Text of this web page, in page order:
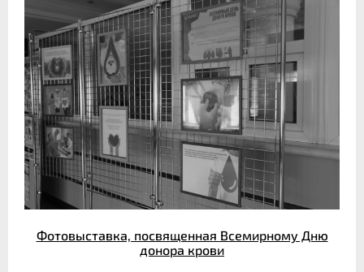
Фотовыставка, посвященная Всемирному Дню
донора крови